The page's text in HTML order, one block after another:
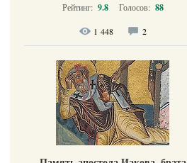
Рейтинг: 9.8 Голосов: 88
1 448 2